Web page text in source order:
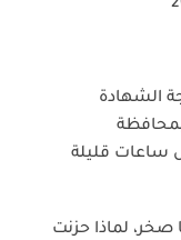
الشهادة
2026 بمحافظة
ساعات قليلة
صخر، لماذا حزنت